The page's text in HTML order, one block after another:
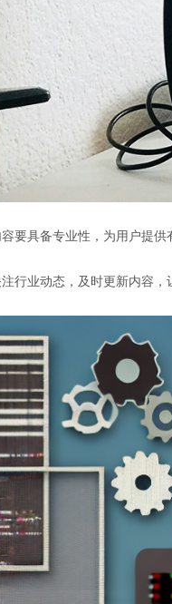
要具备专业性，为用户提供
行业动态，及时更新内容，